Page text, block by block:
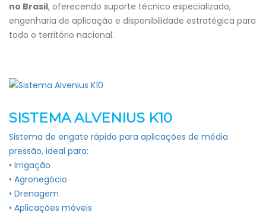
no Brasil, oferecendo suporte técnico especializado,
engenharia de aplicação e disponibilidade estratégica para
todo o território nacional.
SISTEMA ALVENIUS K10
Sistema de engate rápido para aplicações de média
pressão, ideal para:
• Irrigação
• Agronegócio
• Drenagem
• Aplicações móveis